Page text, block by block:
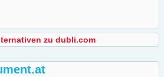
zu dubli.com